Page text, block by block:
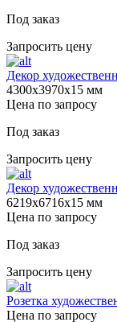
Под заказ
Запросить цену
Декор
4300х3970х15 мм
Цена по запросу
Под заказ
Запросить цену
Декор
6219х6716х15 мм
Цена по запросу
Под заказ
Запросить цену
Розетка
Цена по запросу